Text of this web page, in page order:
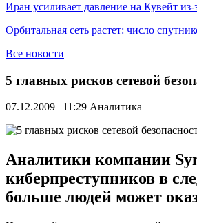
Иран усиливает давление на Кувейт
Орбитальная сеть растет: число
Все новости
5 главных рисков сетевой
07.12.2009 | 11:29 Аналитика
Аналитики компании
киберпреступников в
больше людей может